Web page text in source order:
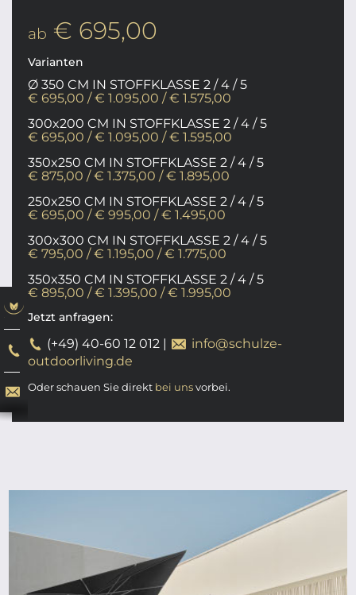
ab € 695,00
Varianten
Ø 350 CM IN STOFFKLASSE 2 / 4 / 5
€ 695,00 / € 1.095,00 / € 1.575,00
300x200 CM IN STOFFKLASSE 2 / 4 / 5
€ 695,00 / € 1.095,00 / € 1.595,00
350x250 CM IN STOFFKLASSE 2 / 4 / 5
€ 875,00 / € 1.375,00 / € 1.895,00
250x250 CM IN STOFFKLASSE 2 / 4 / 5
€ 695,00 / € 995,00 / € 1.495,00
300x300 CM IN STOFFKLASSE 2 / 4 / 5
€ 795,00 / € 1.195,00 / € 1.775,00
350x350 CM IN STOFFKLASSE 2 / 4 / 5
€ 895,00 / € 1.395,00 / € 1.995,00
Jetzt anfragen:
(+49) 40-60 12 012 |
info@schulze-
outdoorliving.de
Oder schauen Sie direkt bei unsvorbei.